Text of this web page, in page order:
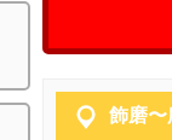
飾磨〜